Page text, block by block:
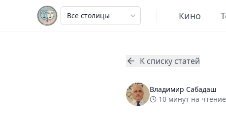
Кино
К списку статей
Владимир Сабадаш
10 минут на чтение